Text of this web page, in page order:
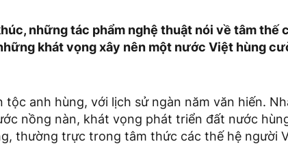
những tác phẩm nghệ thuật nói về tâm thế
khát vọng xây nên một nước Việt hùng
tộc anh hùng, với lịch sử ngàn năm văn hiến.
nồng nàn, khát vọng phát triển đất nước
thường trực trong tâm thức các thế hệ người